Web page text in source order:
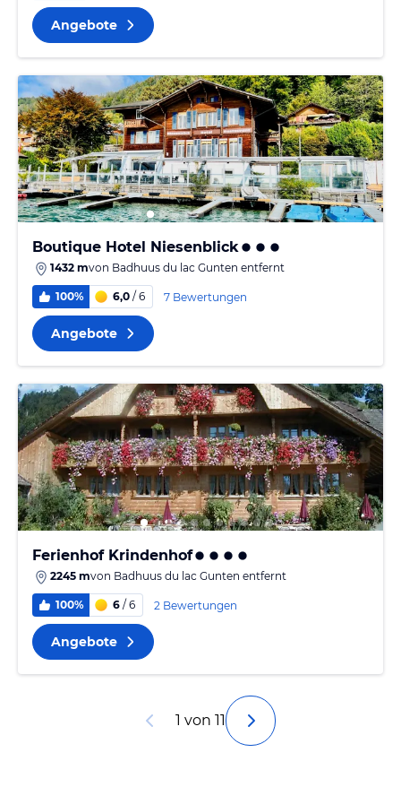
Angebote
Boutique Hotel Niesenblick
1432 mvon Badhuus du lac Gunten entfernt
100% 6,0 / 6 7 Bewertungen
Angebote
Ferienhof Krindenhof
2245 mvon Badhuus du lac Gunten entfernt
100% 6 / 6 2 Bewertungen
Angebote
1 von 11